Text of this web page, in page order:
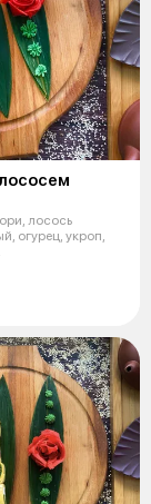
лосось
огурец, укроп,